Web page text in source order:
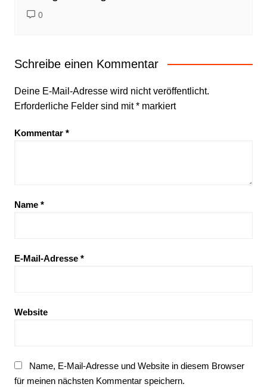
0
Schreibe einen Kommentar
Deine E-Mail-Adresse wird nicht veröffentlicht.
Erforderliche Felder sind mit*markiert
Kommentar *
Name *
E-Mail-Adresse *
Website
Name, E-Mail-Adresse und Website in diesem Browser
für meinen nächsten Kommentar speichern.